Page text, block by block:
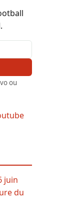
ou
juin
du